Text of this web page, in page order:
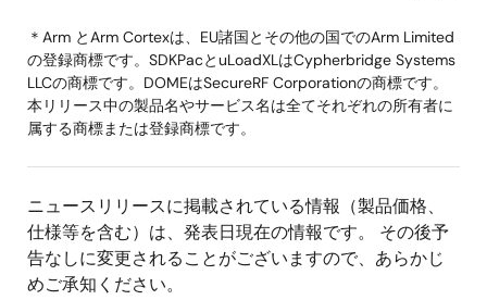
＊Arm とArm Cortexは、EU諸国とその他の国でのArm Limited
の登録商標です。SDKPacとuLoadXLはCypherbridge Systems
LLCの商標です。DOMEはSecureRF Corporationの商標です。
本リリース中の製品名やサービス名は全てそれぞれの所有者に
属する商標または登録商標です。
ニュースリリースに掲載されている情報（製品価格、
仕様等を含む）は、発表日現在の情報です。 その後予
告なしに変更されることがございますので、あらかじ
めご承知ください。